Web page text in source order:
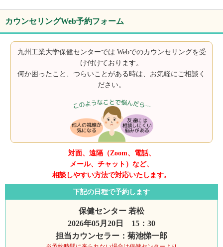
カウンセリングWeb予約フォーム
九州工業大学保健センターでは Webでのカウンセリングを受
け付けております。
何か困ったこと、つらいことがある時は、お気軽にご相談く
ださい。
対面、遠隔（Zoom、電話、
メール、チャット）など、
相談しやすい方法で対応いたします。
下記の日程で予約します
保健センター 若松
2026年05月20日 15：30
担当カウンセラー：菊池悌一郎